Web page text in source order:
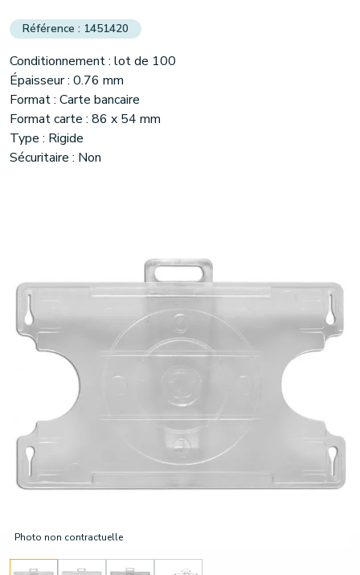
Photo non contractuelle
1451420
Conditionnement : lot de 100
Épaisseur : 0.76 mm
Format : Carte bancaire
Format carte : 86 x 54 mm
Type : Rigide
Sécuritaire : Non